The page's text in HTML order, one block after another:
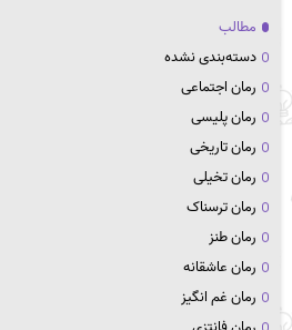
مطالب
دسته‌بندی نشده
رمان اجتماعی
رمان پلیسی
رمان تاریخی
رمان تخیلی
رمان ترسناک
رمان طنز
رمان عاشقانه
رمان غم انگیز